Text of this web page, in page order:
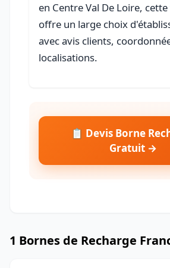
en Centre Val De Loire,
offre un large choix
avec avis clients,
localisations.
📋 Devis Borne
Gratuit →
1 Bornes de Recharge